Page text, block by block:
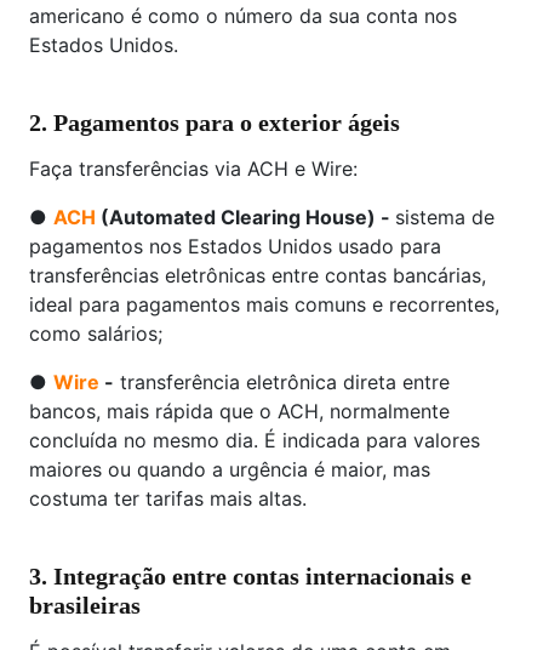
americano é como o número da sua conta nos
Estados Unidos.
2. Pagamentos para o exterior ágeis
Faça transferências via ACH e Wire:
● ACH (Automated Clearing House) - sistema de
pagamentos nos Estados Unidos usado para
transferências eletrônicas entre contas bancárias,
ideal para pagamentos mais comuns e recorrentes,
como salários;
● Wire - transferência eletrônica direta entre
bancos, mais rápida que o ACH, normalmente
concluída no mesmo dia. É indicada para valores
maiores ou quando a urgência é maior, mas
costuma ter tarifas mais altas.
3. Integração entre contas internacionais e
brasileiras